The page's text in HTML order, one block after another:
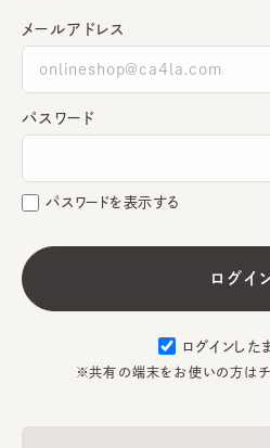
メールアドレス
パスワード
パスワードを表示する
ログインした
※共有の端末をお使いの方はチ